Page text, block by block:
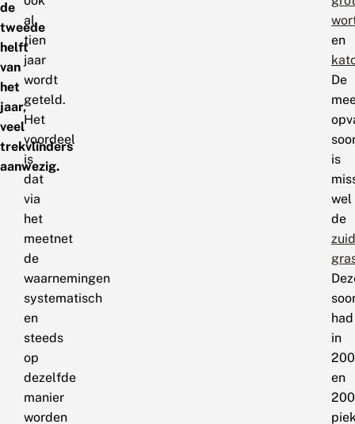
de
tweede
helft
van
het
jaar,
veel
trekvlinders
aanwezig.
al
tien
jaar
wordt
geteld.
Het
voordeel
is
dat
via
het
meetnet
de
waarnemingen
systematisch
en
steeds
op
dezelfde
manier
worden
en
De
is
wel
de
had
in
en